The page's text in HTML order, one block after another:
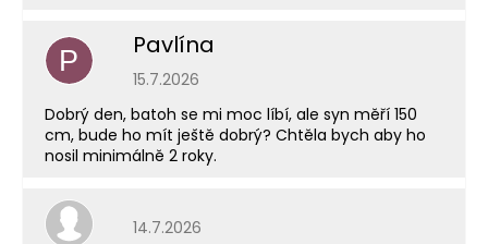
P Pavlína
Hodnocení obchodu je 5 z 5 hvězdiček.
15.7.2026
Dobrý den, batoh se mi moc líbí, ale syn měří 150
cm, bude ho mít ještě dobrý? Chtěla bych aby ho
nosil minimálně 2 roky.
Hodnocení obchodu je 5 z 5 hvězdiček.
14.7.2026